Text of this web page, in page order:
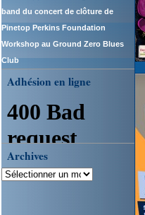
band du concert de clôture de
Pinetop Perkins Foundation
Workshop au Ground Zero Blues
Club
Adhésion en ligne
Archives